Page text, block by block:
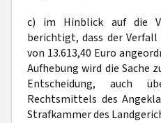
c) im Hinblick auf die
berichtigt, dass der
von 13.613,40 Euro
Aufhebung wird die Sache
Entscheidung, auch
Rechtsmittels des
Strafkammer des